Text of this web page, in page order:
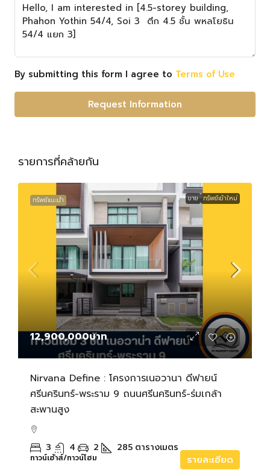
By submitting this form I agree to Terms of Use
Request Information
รายการที่คล้ายกัน
ทรัพย์แนะนำ ขาย ทรัพย์เข้าใหม่
12,900,000บาท
Nirvana Define : โครงการเนอวานา ดีฟายน์
ศรีนครินทร์-พระราม 9 ถนนศรีนครินทร์-ร่มเกล้า
สะพานสูง
3 4 2 285 ตารางเมตร
ทาวน์เฮ้าส์/ทาวน์โฮม รายละเอียด